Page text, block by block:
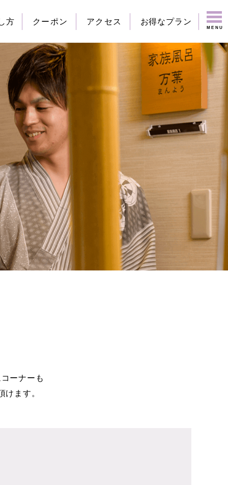
ーナーも
ます。